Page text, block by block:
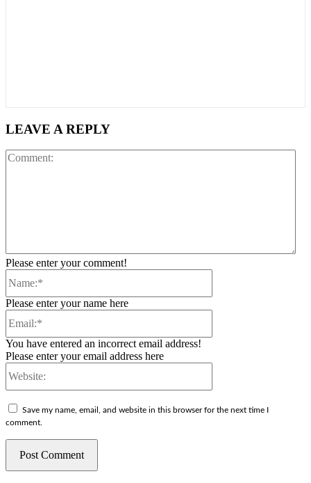
LEAVE A REPLY
Please enter your comment!
Please enter your name here
You have entered an incorrect email address!
Please enter your email address here
Save my name, email, and website in this browser for the next time I
comment.